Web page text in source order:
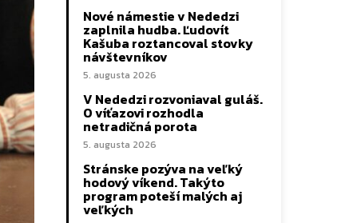
Nové námestie v Nededzi
zaplnila hudba. Ľudovít
Kašuba roztancoval stovky
návštevníkov
5. augusta 2026
V Nededzi rozvoniaval guláš.
O víťazovi rozhodla
netradičná porota
5. augusta 2026
Stránske pozýva na veľký
hodový víkend. Takýto
program poteší malých aj
veľkých